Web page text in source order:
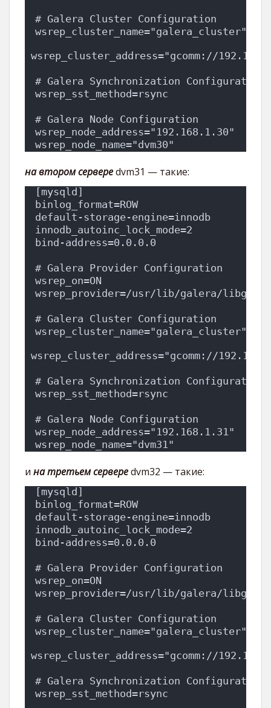
# Galera Cluster Configuration
wsrep_cluster_name="galera_cluster"
wsrep_cluster_address="gcomm://
# Galera Synchronization Configuration
wsrep_sst_method=rsync
# Galera Node Configuration
wsrep_node_address="192.168.1.30"
wsrep_node_name="dvm30"
на втором сервереdvm31 — такие:
[mysqld]
binlog_format=ROW
default-storage-engine=innodb
innodb_autoinc_lock_mode=2
bind-address=0.0.0.0
# Galera Provider Configuration
wsrep_on=ON
wsrep_provider=/usr/lib/galera/
# Galera Cluster Configuration
wsrep_cluster_name="galera_cluster"
wsrep_cluster_address="gcomm://
# Galera Synchronization Configuration
wsrep_sst_method=rsync
# Galera Node Configuration
wsrep_node_address="192.168.1.31"
wsrep_node_name="dvm31"
и на третьем сервереdvm32 — такие:
[mysqld]
binlog_format=ROW
default-storage-engine=innodb
innodb_autoinc_lock_mode=2
bind-address=0.0.0.0
# Galera Provider Configuration
wsrep_on=ON
wsrep_provider=/usr/lib/galera/
# Galera Cluster Configuration
wsrep_cluster_name="galera_cluster"
wsrep_cluster_address="gcomm://
# Galera Synchronization Configuration
wsrep_sst_method=rsync